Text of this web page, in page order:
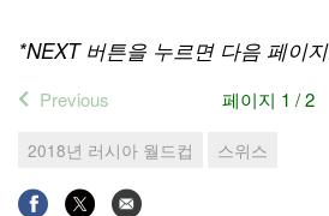
*NEXT 버튼을 누르면 다음 페이
Previous 페이지 1 / 2
2018년 러시아 월드컵 스위스